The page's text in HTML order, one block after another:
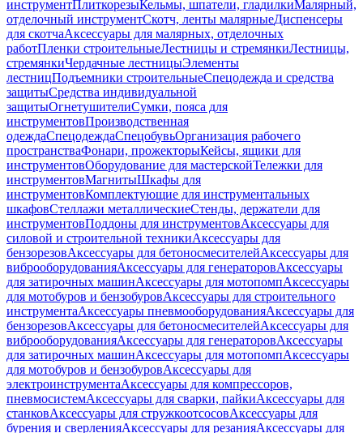
инструментПлиткорезыКельмы, шпатели, гладилкиМалярный,
отделочный инструментСкотч, ленты малярныеДиспенсеры
для скотчаАксессуары для малярных, отделочных
работПленки строительныеЛестницы и стремянкиЛестницы,
стремянкиЧердачные лестницыЭлементы
лестницПодъемники строительныеСпецодежда и средства
защитыСредства индивидуальной
защитыОгнетушителиСумки, пояса для
инструментовПроизводственная
одеждаСпецодеждаСпецобувьОрганизация рабочего
пространстваФонари, прожекторыКейсы, ящики для
инструментовОборудование для мастерскойТележки для
инструментовМагнитыШкафы для
инструментовКомплектующие для инструментальных
шкафовСтеллажи металлическиеСтенды, держатели для
инструментовПоддоны для инструментовАксессуары для
силовой и строительной техникиАксессуары для
бензорезовАксессуары для бетоносмесителейАксессуары для
виброоборудованияАксессуары для генераторовАксессуары
для затирочных машинАксессуары для мотопомпАксессуары
для мотобуров и бензобуровАксессуары для строительного
инструментаАксессуары пневмооборудованияАксессуары для
бензорезовАксессуары для бетоносмесителейАксессуары для
виброоборудованияАксессуары для генераторовАксессуары
для затирочных машинАксессуары для мотопомпАксессуары
для мотобуров и бензобуровАксессуары для
электроинструментаАксессуары для компрессоров,
пневмосистемАксессуары для сварки, пайкиАксессуары для
станковАксессуары для стружкоотсосовАксессуары для
бурения и сверленияАксессуары для резанияАксессуары для